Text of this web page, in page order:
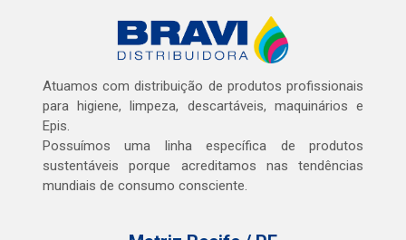
Atuamos com distribuição de produtos profissionais
para higiene, limpeza, descartáveis, maquinários e
Epis.
Possuímos uma linha específica de produtos
sustentáveis porque acreditamos nas tendências
mundiais de consumo consciente.